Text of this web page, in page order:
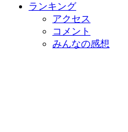
ランキング
アクセス
コメント
みんなの感想